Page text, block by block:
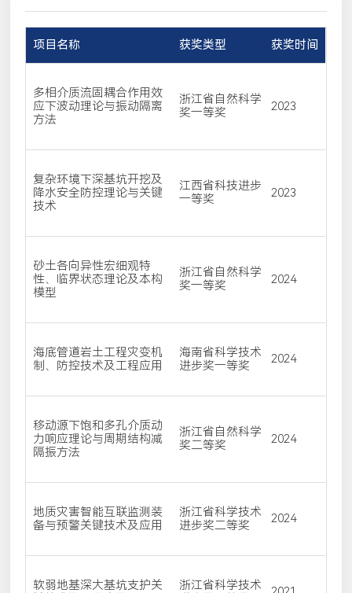
项目名称 获奖类型 获奖时间
多相介质流固耦合作用效
应下波动理论与振动隔离
方法
浙江省自然科学
奖一等奖
2023
复杂环境下深基坑开挖及
降水安全防控理论与关键
技术
江西省科技进步
一等奖
2023
砂土各向异性宏细观特
性、临界状态理论及本构
模型
浙江省自然科学
奖一等奖
2024
海底管道岩土工程灾变机
制、防控技术及工程应用
海南省科学技术
进步奖一等奖
2024
移动源下饱和多孔介质动
力响应理论与周期结构减
隔振方法
浙江省自然科学
奖二等奖
2024
地质灾害智能互联监测装
备与预警关键技术及应用
浙江省科学技术
进步奖二等奖
2024
软弱地基深大基坑支护关
浙江省科学技术